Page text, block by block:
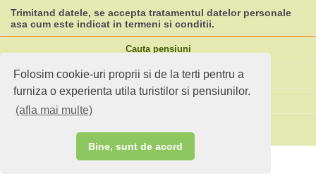
Folosim cookie-uri proprii si de la terti pentru a
furniza o experienta utila turistilor si pensiunilor.
(afla mai multe)
Bine, sunt de acord
Trimitand datele, se accepta tratamentul datelor personale
asa cum este indicat in termeni si conditii.
Cauta pensiuni
Idei de calatorie